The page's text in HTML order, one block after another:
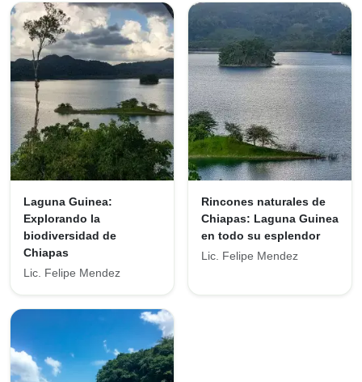
Laguna Guinea:
Explorando la
biodiversidad de
Chiapas
Lic. Felipe Mendez
Rincones naturales de
Chiapas: Laguna Guinea
en todo su esplendor
Lic. Felipe Mendez